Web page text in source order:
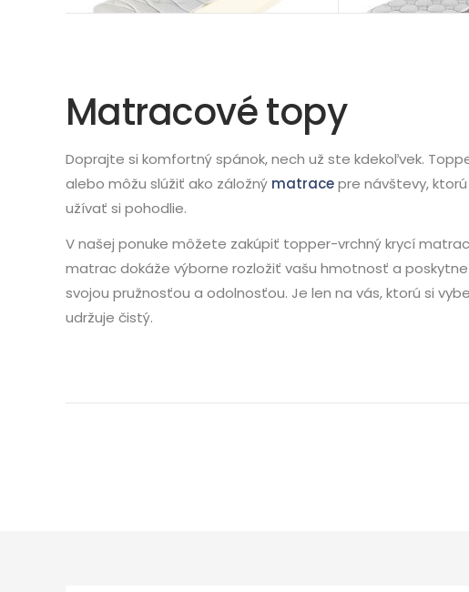
Matracové topy
Doprajte si komfortný spánok, nech už ste kdekoľvek.
alebo môžu slúžiť ako záložný matracepre návštevy,
užívať si pohodlie.
V našej ponuke môžete zakúpiť topper-vrchný krycí
matrac dokáže výborne rozložiť vašu hmotnosť a
svojou pružnosťou a odolnosťou. Je len na vás, ktorú si
udržuje čistý.